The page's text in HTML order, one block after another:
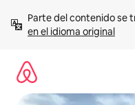
contenido
Parte del contenido se
en el idioma original